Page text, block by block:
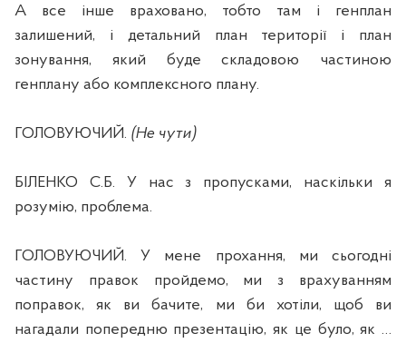
А все інше враховано, тобто там і генплан
залишений, і детальний план території і план
зонування, який буде складовою частиною
генплану або комплексного плану.
ГОЛОВУЮЧИЙ. (Не чути)
БІЛЕНКО С.Б. У нас з пропусками, наскільки я
розумію, проблема.
ГОЛОВУЮЧИЙ. У мене прохання, ми сьогодні
частину правок пройдемо, ми з врахуванням
поправок, як ви бачите, ми би хотіли, щоб ви
нагадали попередню презентацію, як це було, як …